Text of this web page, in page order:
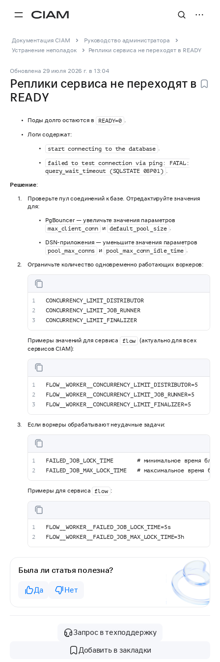
Документация CIAM
Руководство администратора
Устранение неполадок
Реплики сервиса не переходят в READY
Обновлена 29 июля 2026 г. в 13:04
Реплики сервиса не переходят в
READY
Поды долго остаются в READY=0 .
Логи содержат:
start connecting to the database .
failed to test connection via ping: FATAL:
query_wait_timeout (SQLSTATE 08P01)
Решение:
Проверьте пул соединений к базе. Отредактируйте значения
для:
PgBouncer — увеличьте значения параметров
max_client_conn
и default_pool_size .
DSN-приложения — уменьшите значения параметров
pool_max_conns
и pool_max_conn_idle_time .
Ограничьте количество одновременно работающих воркеров:
CONCURRENCY_LIMIT_DISTRIBUTOR
CONCURRENCY_LIMIT_JOB_RUNNER
CONCURRENCY_LIMIT_FINALIZER
Примеры значений для сервиса flow (актуально для всех
сервисов CIAM):
FLOW__WORKER__CONCURRENCY_LIMIT_DISTRIBUTOR=5
FLOW__WORKER__CONCURRENCY_LIMIT_JOB_RUNNER=5
FLOW__WORKER__CONCURRENCY_LIMIT_FINALIZER=5
Если воркеры обрабатывают неудачные задачи:
FAILED_JOB_LOCK_TIME       # минимальное время
FAILED_JOB_MAX_LOCK_TIME   # максимальное время
Примеры для сервиса flow :
FLOW__WORKER__FAILED_JOB_LOCK_TIME=5s
FLOW__WORKER__FAILED_JOB_MAX_LOCK_TIME=3h
Была ли статья полезна?
Да Нет
Запрос в техподдержку
Добавить в закладки